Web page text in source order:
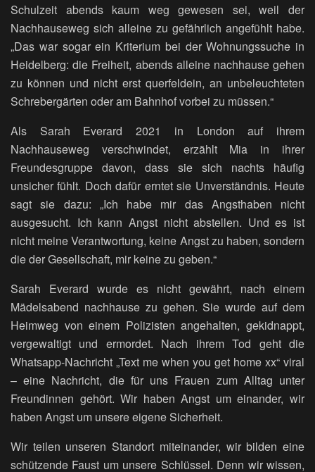
Schulzeit abends kaum weg gewesen sei, weil der
Nachhauseweg sich alleine zu gefährlich angefühlt habe.
„Das war sogar ein Kriterium bei der Wohnungssuche in
Heidelberg: die Freiheit, abends alleine nachhause gehen
zu können und nicht erst querfeldein, an unbeleuchteten
Schrebergärten oder am Bahnhof vorbei zu müssen.“
Als Sarah Everard 2021 in London auf ihrem
Nachhauseweg verschwindet, erzählt Mia in ihrer
Freundesgruppe davon, dass sie sich nachts häufig
unsicher fühlt. Doch dafür erntet sie Unverständnis. Heute
sagt sie dazu: „Ich habe mir das Angsthaben nicht
ausgesucht. Ich kann Angst nicht abstellen. Und es ist
nicht meine Verantwortung, keine Angst zu haben, sondern
die der Gesellschaft, mir keine zu geben.“
Sarah Everard wurde es nicht gewährt, nach einem
Mädelsabend nachhause zu gehen. Sie wurde auf dem
Heimweg von einem Polizisten angehalten, gekidnappt,
vergewaltigt und ermordet. Nach ihrem Tod geht die
Whatsapp-Nachricht „Text me when you get home xx“ viral
– eine Nachricht, die für uns Frauen zum Alltag unter
Freundinnen gehört. Wir haben Angst um einander, wir
haben Angst um unsere eigene Sicherheit.
Wir teilen unseren Standort miteinander, wir bilden eine
schützende Faust um unsere Schlüssel. Denn wir wissen,